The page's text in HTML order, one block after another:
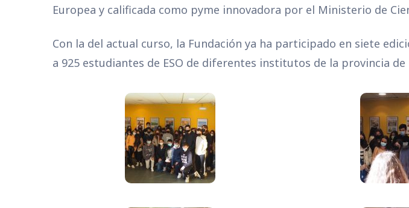
Europea y calificada como pyme innovadora por el Ministerio de
Con la del actual curso, la Fundación ya ha participado en siete
a 925 estudiantes de ESO de diferentes institutos de la provincia de